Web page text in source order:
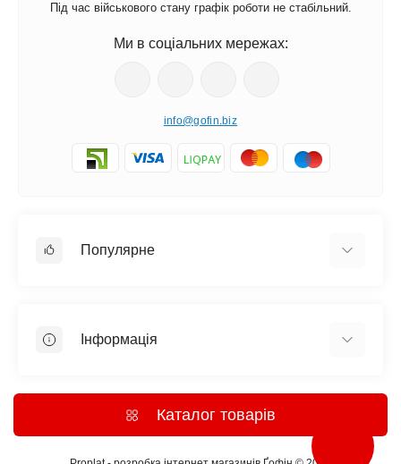
Під час військового стану графік роботи не стабільний.
Ми в соціальних мережах:
info@gofin.biz
Популярне
Підтяжки
Шапки
Інформація
Про нас
Каталог товарів